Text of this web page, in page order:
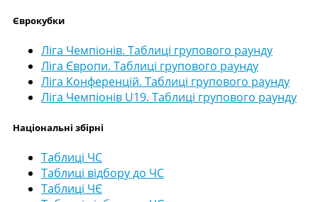
Єврокубки
Ліга Чемпіонів. Таблиці групового раунду
Ліга Європи. Таблиці групового раунду
Ліга Конференцій. Таблиці групового раунду
Ліга Чемпіонів U19. Таблиці групового раунду
Національні збірні
Таблиці ЧС
Таблиці відбору до ЧС
Таблиці ЧЄ